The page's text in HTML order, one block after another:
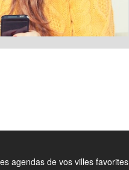
es agendas de vos villes favorites